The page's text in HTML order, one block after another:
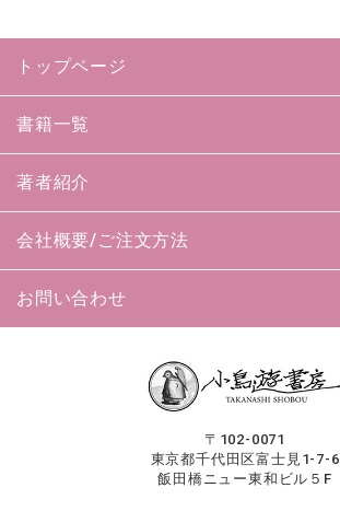
トップページ
書籍一覧
著者紹介
会社概要/ご注文方法
お問い合わせ
〒102-0071
東京都千代田区富士見1-7-6
飯田橋ニュー東和ビル５F